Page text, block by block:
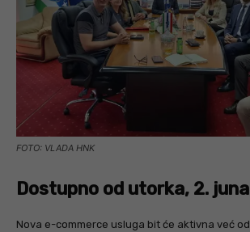
FOTO: VLADA HNK
Dostupno od utorka, 2. juna
Nova e-commerce usluga bit će aktivna već od